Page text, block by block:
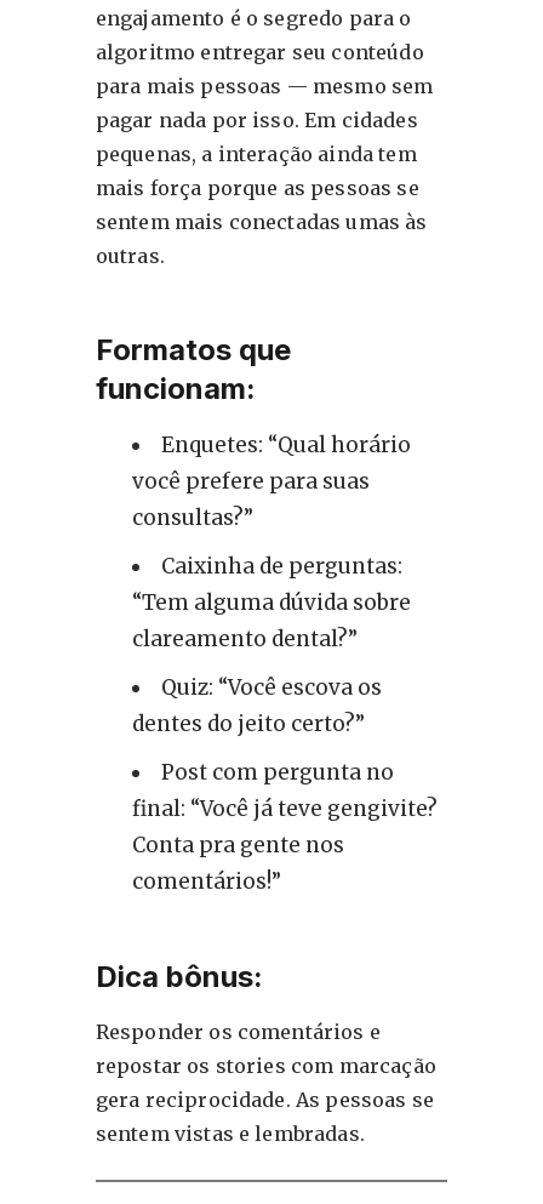
engajamento é o segredo para o
algoritmo entregar seu conteúdo
para mais pessoas — mesmo sem
pagar nada por isso. Em cidades
pequenas, a interação ainda tem
mais força porque as pessoas se
sentem mais conectadas umas às
outras.
Formatos que
funcionam:
Enquetes: “Qual horário
você prefere para suas
consultas?”
Caixinha de perguntas:
“Tem alguma dúvida sobre
clareamento dental?”
Quiz: “Você escova os
dentes do jeito certo?”
Post com pergunta no
final: “Você já teve gengivite?
Conta pra gente nos
comentários!”
Dica bônus:
Responder os comentários e
repostar os stories com marcação
gera reciprocidade. As pessoas se
sentem vistas e lembradas.